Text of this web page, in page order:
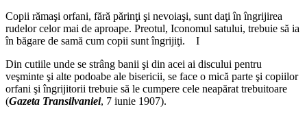
Copii rămaşi orfani, fără părinţi şi nevoiaşi, sunt daţi în îngrijirea
rudelor celor mai de aproape. Preotul, Iconomul satului, trebuie să ia
în băgare de samă cum copii sunt îngrijiţi. I
Din cutiile unde se strâng banii şi din acei ai discului pentru
veşminte şi alte podoabe ale bisericii, se face o mică parte şi copiilor
orfani şi îngrijitorii tre­buie să le cumpere cele neapărat trebui­toare
(Gazeta Transilvaniei, 7 iunie 1907).